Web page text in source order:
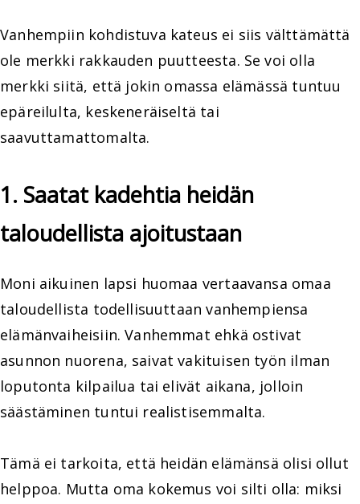
Vanhempiin kohdistuva kateus ei siis välttämättä
ole merkki rakkauden puutteesta. Se voi olla
merkki siitä, että jokin omassa elämässä tuntuu
epäreilulta, keskeneräiseltä tai
saavuttamattomalta.
1. Saatat kadehtia heidän
taloudellista ajoitustaan
Moni aikuinen lapsi huomaa vertaavansa omaa
taloudellista todellisuuttaan vanhempiensa
elämänvaiheisiin. Vanhemmat ehkä ostivat
asunnon nuorena, saivat vakituisen työn ilman
loputonta kilpailua tai elivät aikana, jolloin
säästäminen tuntui realistisemmalta.
Tämä ei tarkoita, että heidän elämänsä olisi ollut
helppoa. Mutta oma kokemus voi silti olla: miksi